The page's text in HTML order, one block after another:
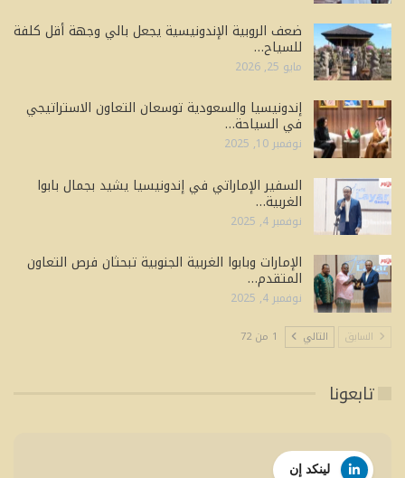
ضعف الروبية الإندونيسية يجعل بالي وجهة أقل كلفة
للسياح…
مايو 25, 2026
إندونيسيا والسعودية توسعان التعاون الاستراتيجي
في السياحة…
نوفمبر 10, 2025
السفير الإماراتي في إندونيسيا يشيد بجمال بابوا
الغربية…
نوفمبر 4, 2025
الإمارات وبابوا الغربية الجنوبية تبحثان فرص التعاون
المتقدم…
نوفمبر 4, 2025
السابق التالي 1 من 72
تابعونا
لينكد إن